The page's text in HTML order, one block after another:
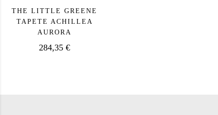
THE LITTLE GREENE
TAPETE ACHILLEA
AURORA
284,35 €